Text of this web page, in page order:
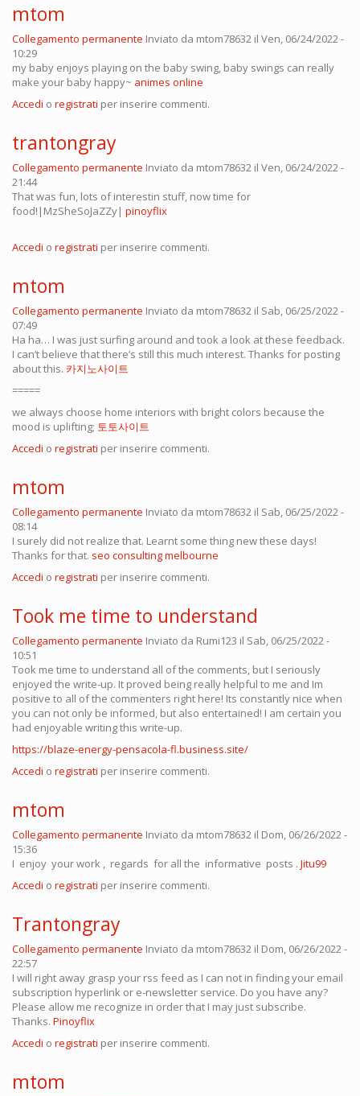
mtom
Collegamento permanente Inviato da mtom78632 il Ven, 06/24/2022 -
10:29
my baby enjoys playing on the baby swing, baby swings can really
make your baby happy~ animes online
Accedi o registrati per inserire commenti.
trantongray
Collegamento permanente Inviato da mtom78632 il Ven, 06/24/2022 -
21:44
That was fun, lots of interestin stuff, now time for
food!|MzSheSoJaZZy| pinoyflix
Accedi o registrati per inserire commenti.
mtom
Collegamento permanente Inviato da mtom78632 il Sab, 06/25/2022 -
07:49
Ha ha… I was just surfing around and took a look at these feedback.
I can’t believe that there’s still this much interest. Thanks for posting
about this. 카지노사이트
=====
we always choose home interiors with bright colors because the
mood is uplifting; 토토사이트
Accedi o registrati per inserire commenti.
mtom
Collegamento permanente Inviato da mtom78632 il Sab, 06/25/2022 -
08:14
I surely did not realize that. Learnt some thing new these days!
Thanks for that. seo consulting melbourne
Accedi o registrati per inserire commenti.
Took me time to understand
Collegamento permanente Inviato da Rumi123 il Sab, 06/25/2022 -
10:51
Took me time to understand all of the comments, but I seriously
enjoyed the write-up. It proved being really helpful to me and Im
positive to all of the commenters right here! Its constantly nice when
you can not only be informed, but also entertained! I am certain you
had enjoyable writing this write-up.
https://blaze-energy-pensacola-fl.business.site/
Accedi o registrati per inserire commenti.
mtom
Collegamento permanente Inviato da mtom78632 il Dom, 06/26/2022 -
15:36
I enjoy your work , regards for all the informative posts . Jitu99
Accedi o registrati per inserire commenti.
Trantongray
Collegamento permanente Inviato da mtom78632 il Dom, 06/26/2022 -
22:57
I will right away grasp your rss feed as I can not in finding your email
subscription hyperlink or e-newsletter service. Do you have any?
Please allow me recognize in order that I may just subscribe.
Thanks. Pinoyflix
Accedi o registrati per inserire commenti.
mtom